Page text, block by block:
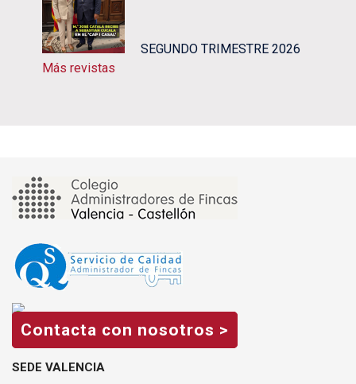
SEGUNDO TRIMESTRE 2026
Más revistas
Contacta con nosotros >
SEDE VALENCIA